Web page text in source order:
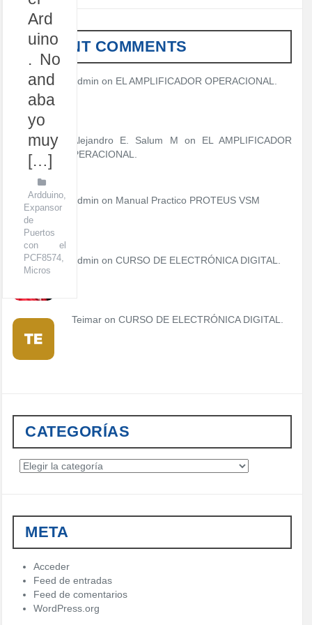
Ard
uino
. No
and
aba
yo
muy
[…]
Ardduino,
Expansor
de
Puertos
con el
PCF8574,
Micros
RECENT COMMENTS
admin on EL AMPLIFICADOR OPERACIONAL.
Alejandro E. Salum M on EL AMPLIFICADOR
OPERACIONAL.
admin on Manual Practico PROTEUS VSM
admin on CURSO DE ELECTRÓNICA DIGITAL.
Teimar on CURSO DE ELECTRÓNICA DIGITAL.
CATEGORÍAS
C
r
a
s
META
Acceder
Feed de entradas
Feed de comentarios
WordPress.org